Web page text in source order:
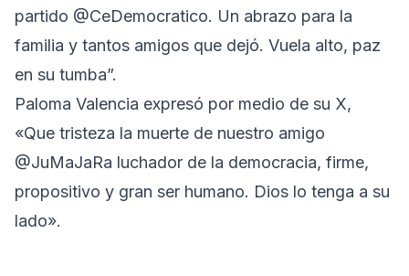
partido @CeDemocratico. Un abrazo para la
familia y tantos amigos que dejó. Vuela alto, paz
en su tumba”.
Paloma Valencia expresó por medio de su X,
«Que tristeza la muerte de nuestro amigo
@JuMaJaRa luchador de la democracia, firme,
propositivo y gran ser humano. Dios lo tenga a su
lado».